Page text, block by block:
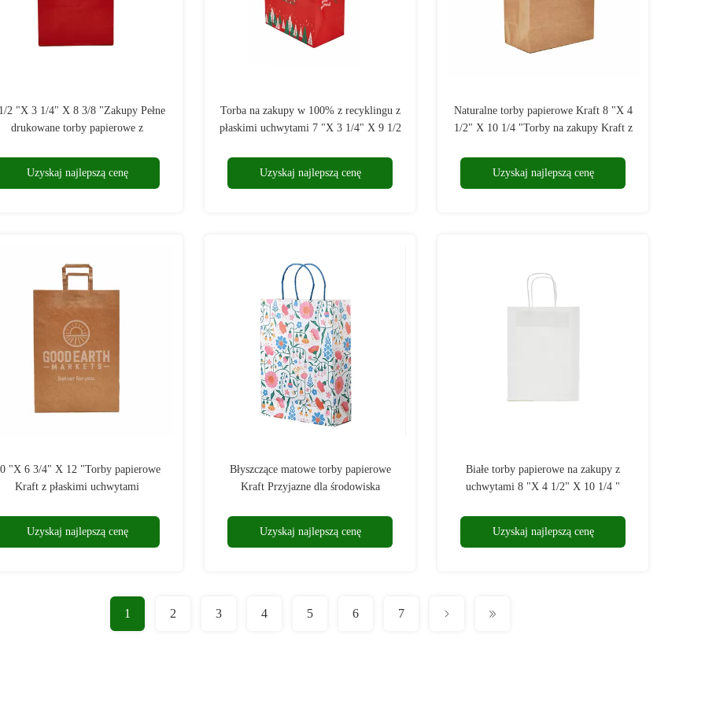
2 "X 3 1/4" X 8 3/8 "Zakupy Pełne
drukowane torby papierowe z
Uzyskaj najlepszą cenę
Torba na zakupy w 100% z recyklingu z
płaskimi uchwytami 7 "X 3 1/4" X 9 1/2
Uzyskaj najlepszą cenę
Naturalne torby papierowe Kraft 8 "X 4
1/2" X 10 1/4 "Torby na zakupy Kraft z
Uzyskaj najlepszą cenę
"X 6 3/4" X 12 "Torby papierowe
Kraft z płaskimi uchwytami
Uzyskaj najlepszą cenę
Błyszczące matowe torby papierowe
Kraft Przyjazne dla środowiska
Uzyskaj najlepszą cenę
Białe torby papierowe na zakupy z
uchwytami 8 "X 4 1/2" X 10 1/4 "
Uzyskaj najlepszą cenę
1 2 3 4 5 6 7